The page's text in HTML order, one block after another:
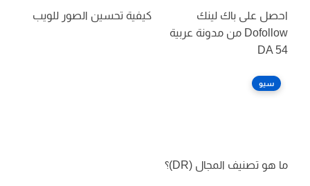
احصل على باك لينك
Dofollow من مدونة عربية
DA 54
كيفية تحسين الصور للويب
سيو
ما هو تصنيف المجال (DR)؟